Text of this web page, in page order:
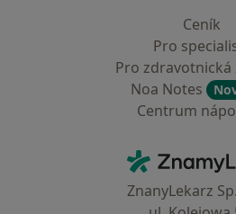
Ceník
Pro
Pro zdravotnická
Noa Notes
Centrum
ZnanyLekarz